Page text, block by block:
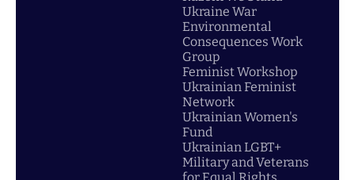
Ukraine War
Environmental
Consequences Work
Group
Feminist Workshop
Ukrainian Feminist
Network
Ukrainian Women's
Fund
Ukrainian LGBT+
Military and Veterans